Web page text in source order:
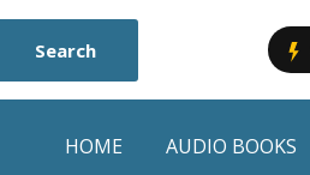
Search
HOME AUDIO BOOKS